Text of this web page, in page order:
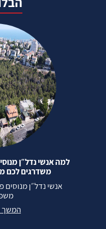
למה אנשי נדל״ן
משדרגים לכם
אנשי נדל״ן
המשך